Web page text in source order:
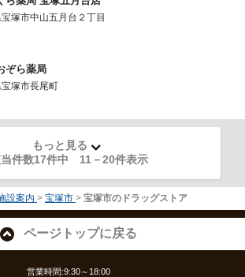
塚市中山五月台２丁目
ぞら薬局
塚市長尾町
もっと見る
件数17件中 11 －20件表示
設案内 > 宝塚市 > 宝塚市のドラッグストア
ページトップに戻る
営業時間:9:30～18:00